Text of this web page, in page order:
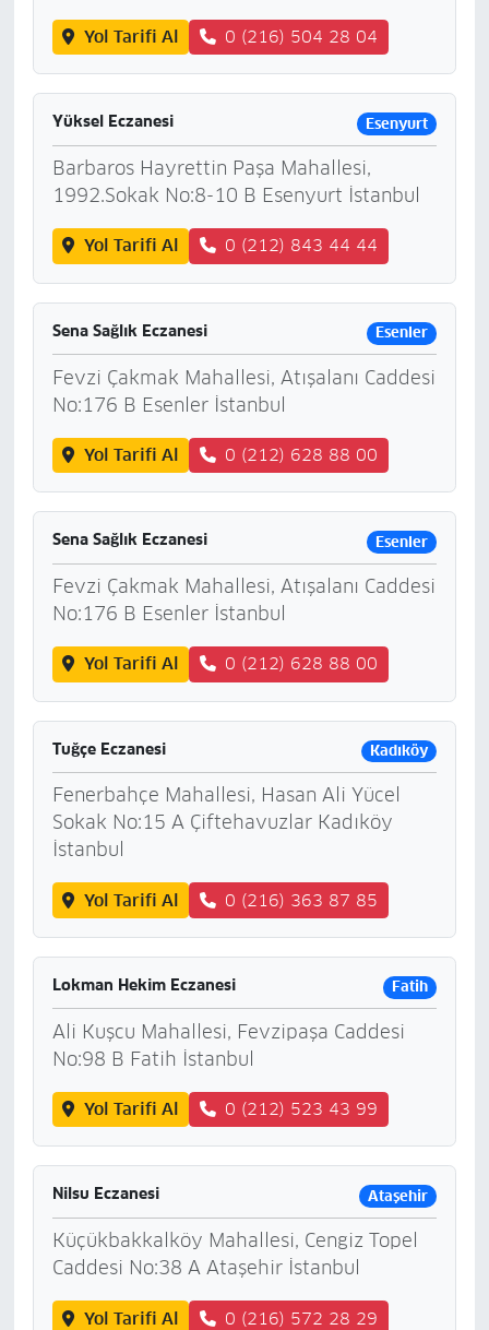
Yol Tarifi Al 0 (216) 504 28 04
Yüksel Eczanesi Esenyurt
Barbaros Hayrettin Paşa Mahallesi,
1992.Sokak No:8-10 B Esenyurt İstanbul
Yol Tarifi Al 0 (212) 843 44 44
Sena Sağlık Eczanesi Esenler
Fevzi Çakmak Mahallesi, Atışalanı Caddesi
No:176 B Esenler İstanbul
Yol Tarifi Al 0 (212) 628 88 00
Sena Sağlık Eczanesi Esenler
Fevzi Çakmak Mahallesi, Atışalanı Caddesi
No:176 B Esenler İstanbul
Yol Tarifi Al 0 (212) 628 88 00
Tuğçe Eczanesi Kadıköy
Fenerbahçe Mahallesi, Hasan Ali Yücel
Sokak No:15 A Çiftehavuzlar Kadıköy
İstanbul
Yol Tarifi Al 0 (216) 363 87 85
Lokman Hekim Eczanesi Fatih
Ali Kuşcu Mahallesi, Fevzipaşa Caddesi
No:98 B Fatih İstanbul
Yol Tarifi Al 0 (212) 523 43 99
Nilsu Eczanesi Ataşehir
Küçükbakkalköy Mahallesi, Cengiz Topel
Caddesi No:38 A Ataşehir İstanbul
Yol Tarifi Al 0 (216) 572 28 29